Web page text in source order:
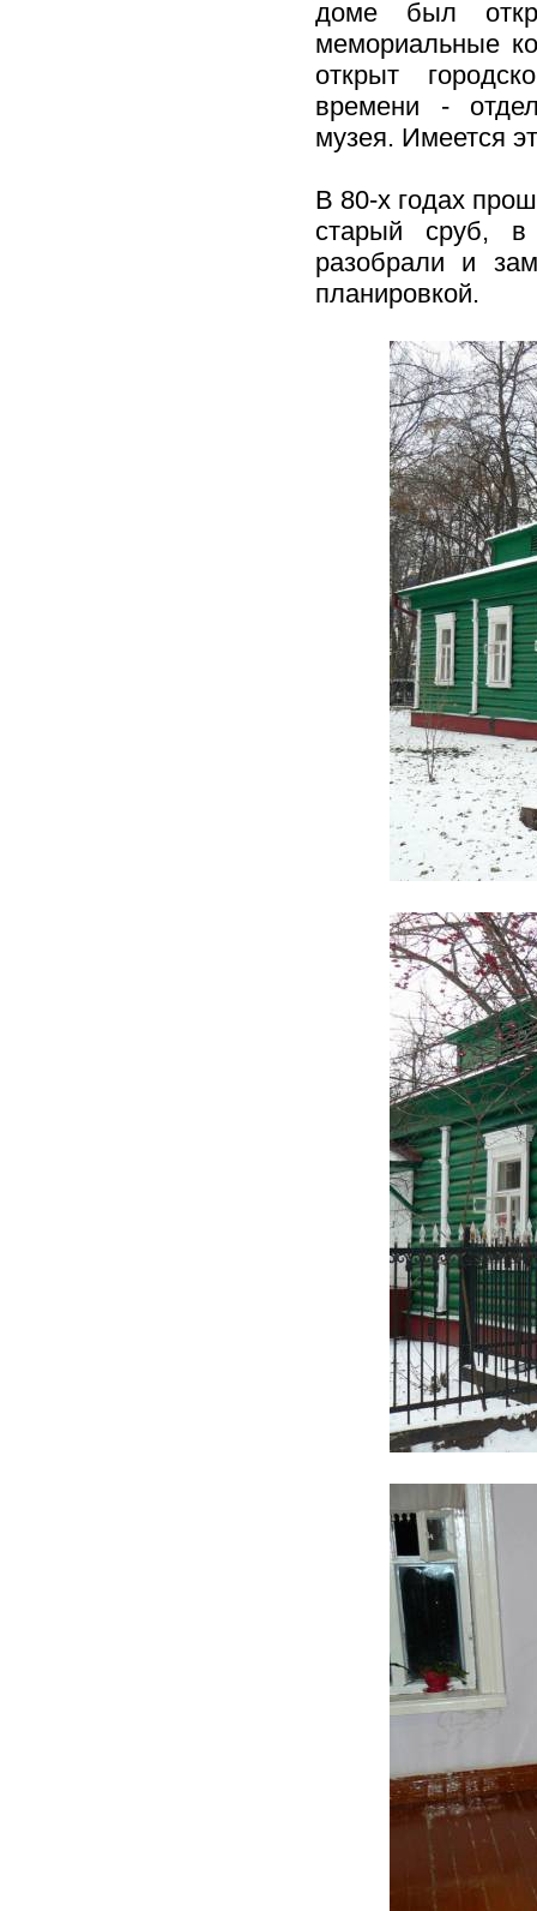
доме был
мемориальные
открыт
времени -
музея. Имеется
В 80-х годах
старый сруб, в
разобрали и
планировкой.